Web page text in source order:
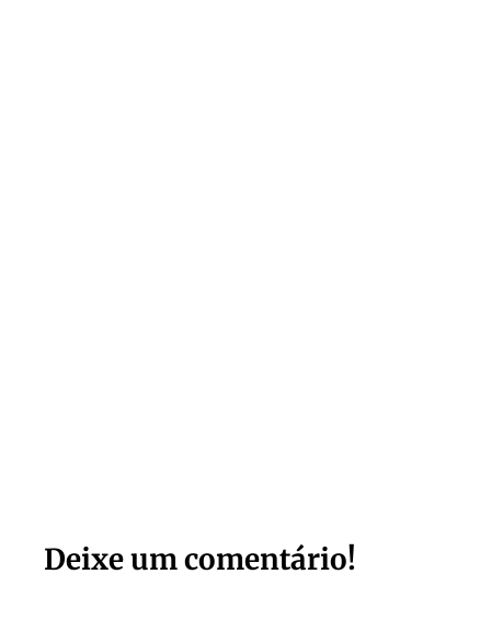
Deixe um comentário!